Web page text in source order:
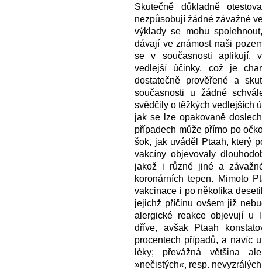
Skutečně důkladně
nezpůsobují žádné závažné
výklady se mohu
dávají ve známost naši
se v současnosti aplikují,
vedlejší účinky, což je
dostatečně prověřené a
současnosti u žádné
svědčily o těžkých vedlejších
jak se lze opakovaně
případech může přímo po
šok, jak uváděl Ptaah, který
vakcíny objevovaly
jakož i různé jiné a
koronárních tepen. Mimoto
vakcinace i po několika
jejichž příčinu ovšem již
alergické reakce objevují u
dříve, avšak Ptaah
procentech případů, a navíc
léky; převážná většina
»nečistých«, resp.